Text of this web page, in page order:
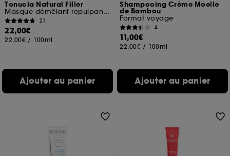
Tonucia Natural Filler
Masque démêlant repulpant et densifiant pro-jeunesse
21
22,00€
22,00€ / 100ml
Ajouter au panier
Shampooing Crème Moelle
de Bambou
Format voyage
4
11,00€
22,00€ / 100ml
Ajouter au panier